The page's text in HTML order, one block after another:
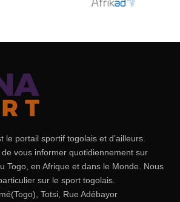
le portail sportif togolais et d’ailleurs.
de vous informer quotidiennement sur
Togo, en Afrique et dans le Monde. Nous
sur le sport togolais.
Totsi, Rue Adébayor